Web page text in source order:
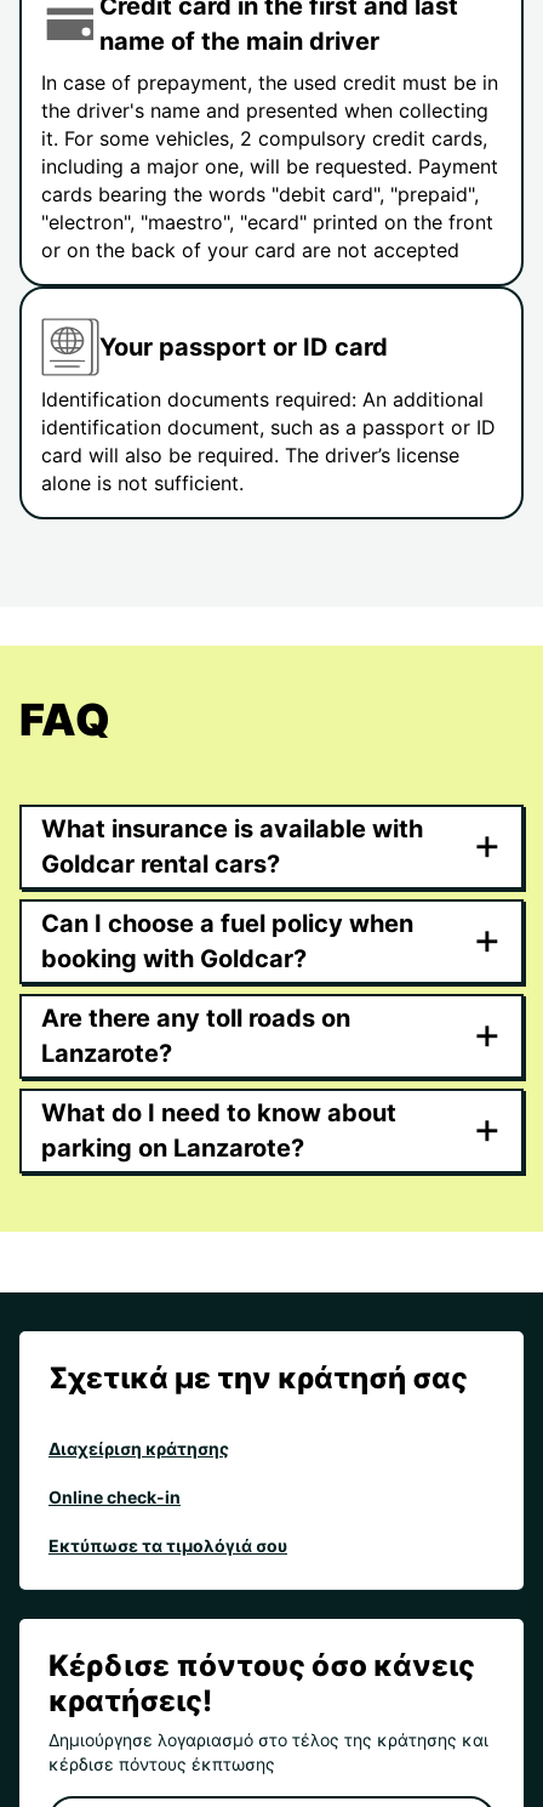
Credit card in the first and last
name of the main driver
In case of prepayment, the used credit must be in
the driver's name and presented when collecting
it. For some vehicles, 2 compulsory credit cards,
including a major one, will be requested. Payment
cards bearing the words "debit card", "prepaid",
"electron", "maestro", "ecard" printed on the front
or on the back of your card are not accepted
Your passport or ID card
Identification documents required: An additional
identification document, such as a passport or ID
card will also be required. The driver’s license
alone is not sufficient.
FAQ
What insurance is available with
Goldcar rental cars?
+
Can I choose a fuel policy when
booking with Goldcar?
+
Are there any toll roads on
Lanzarote?
+
What do I need to know about
parking on Lanzarote?
+
Σχετικά με την κράτησή σας
Διαχείριση κράτησης
Online check-in
Εκτύπωσε τα τιμολόγιά σου
Κέρδισε πόντους όσο κάνεις
κρατήσεις!
Δημιούργησε λογαριασμό στο τέλος της κράτησης και
κέρδισε πόντους έκπτωσης